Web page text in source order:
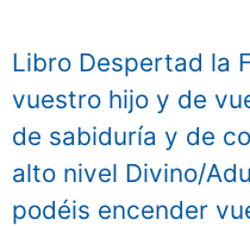
Libro Despertad la
vuestro hijo y de
de sabiduría y de
alto nivel Divino/
podéis encender